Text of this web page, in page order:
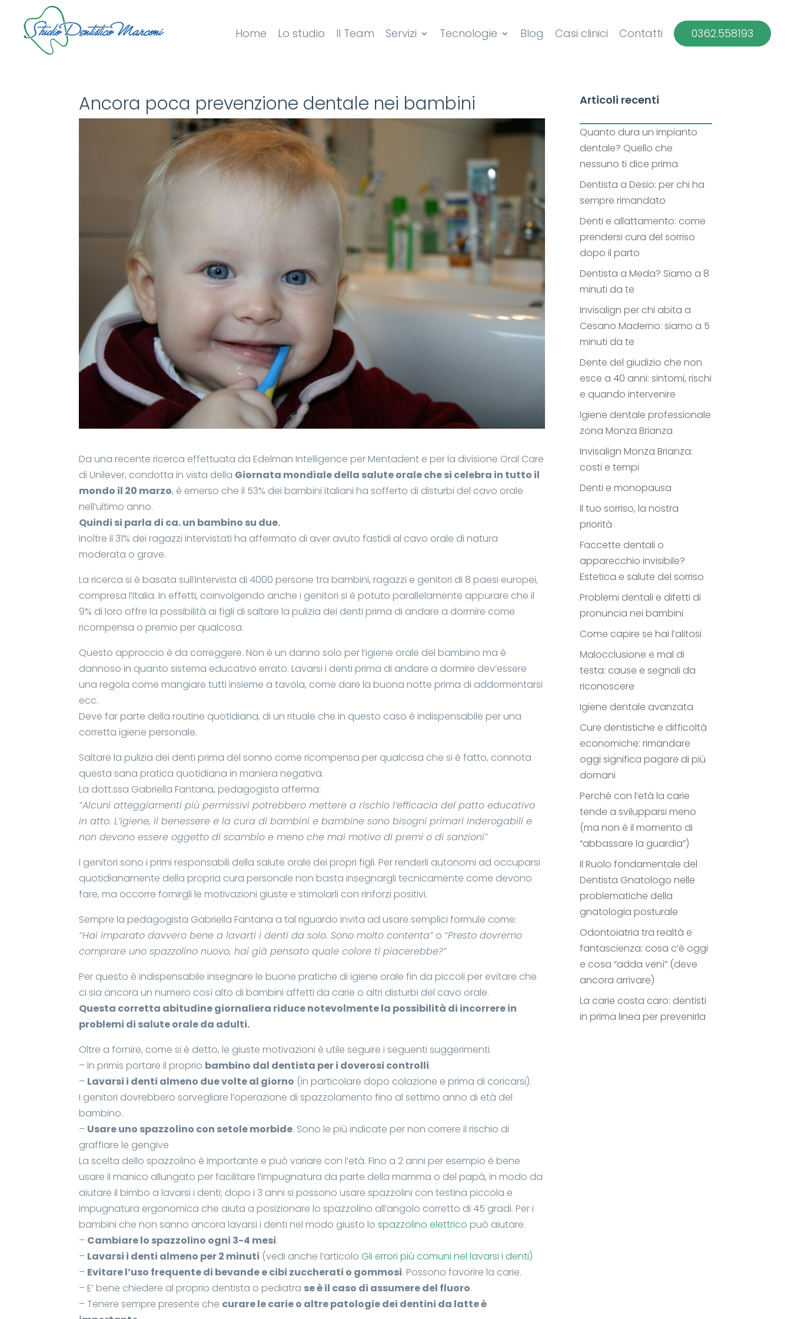
Home Lo studio Il Team Servizi Tecnologie Blog Casi clinici Contatti 0362.558193
Ancora poca prevenzione dentale nei bambini
Da una recente ricerca effettuata da Edelman Intelligence per Mentadent e per la divisione Oral Care
di Unilever, condotta in vista della Giornata mondiale della salute orale che si celebra in tutto il
mondo il 20 marzo, è emerso che il 53% dei bambini italiani ha sofferto di disturbi del cavo orale
nell’ultimo anno.
Quindi si parla di ca. un bambino su due.
Inoltre il 31% dei ragazzi intervistati ha affermato di aver avuto fastidi al cavo orale di natura
moderata o grave.
La ricerca si è basata sull’intervista di 4000 persone tra bambini, ragazzi e genitori di 8 paesi europei,
compresa l’Italia. In effetti, coinvolgendo anche i genitori si è potuto parallelamente appurare che il
9% di loro offre la possibilità ai figli di saltare la pulizia dei denti prima di andare a dormire come
ricompensa o premio per qualcosa.
Questo approccio è da correggere. Non è un danno solo per l’igiene orale del bambino ma è
dannoso in quanto sistema educativo errato. Lavarsi i denti prima di andare a dormire dev’essere
una regola come mangiare tutti insieme a tavola, come dare la buona notte prima di addormentarsi
ecc.
Deve far parte della routine quotidiana, di un rituale che in questo caso è indispensabile per una
corretta igiene personale.
Saltare la pulizia dei denti prima del sonno come ricompensa per qualcosa che si è fatto, connota
questa sana pratica quotidiana in maniera negativa.
La dott.ssa Gabriella Fantana, pedagogista afferma:
“Alcuni atteggiamenti più permissivi potrebbero mettere a rischio l’efficacia del patto educativo
in atto. L’igiene, il benessere e la cura di bambini e bambine sono bisogni primari inderogabili e
non devono essere oggetto di scambio e meno che mai motivo di premi o di sanzioni”
I genitori sono i primi responsabili della salute orale dei propri figli. Per renderli autonomi ad occuparsi
quotidianamente della propria cura personale non basta insegnargli tecnicamente come devono
fare, ma occorre fornirgli le motivazioni giuste e stimolarli con rinforzi positivi.
Sempre la pedagogista Gabriella Fantana a tal riguardo invita ad usare semplici formule come:
“Hai imparato davvero bene a lavarti i denti da solo. Sono molto contenta” o “Presto dovremo
comprare uno spazzolino nuovo, hai già pensato quale colore ti piacerebbe?”
Per questo è indispensabile insegnare le buone pratiche di igiene orale fin da piccoli per evitare che
ci sia ancora un numero così alto di bambini affetti da carie o altri disturbi del cavo orale.
Questa corretta abitudine giornaliera riduce notevolmente la possibilità di incorrere in
problemi di salute orale da adulti.
Oltre a fornire, come si è detto, le giuste motivazioni è utile seguire i seguenti suggerimenti.
– In primis portare il proprio bambino dal dentista per i doverosi controlli.
– Lavarsi i denti almeno due volte al giorno (in particolare dopo colazione e prima di coricarsi).
I genitori dovrebbero sorvegliare l’operazione di spazzolamento fino al settimo anno di età del
bambino.
– Usare uno spazzolino con setole morbide. Sono le più indicate per non correre il rischio di
graffiare le gengive
La scelta dello spazzolino è importante e può variare con l’età. Fino a 2 anni per esempio è bene
usare il manico allungato per facilitare l’impugnatura da parte della mamma o del papà, in modo da
aiutare il bimbo a lavarsi i denti; dopo i 3 anni si possono usare spazzolini con testina piccola e
impugnatura ergonomica che aiuta a posizionare lo spazzolino all’angolo corretto di 45 gradi. Per i
bambini che non sanno ancora lavarsi i denti nel modo giusto lospazzolino elettrico può aiutare.
– Cambiare lo spazzolino ogni 3-4 mesi.
– Lavarsi i denti almeno per 2 minuti (vedi anche l’articoloGli errori più comuni nel lavarsi i denti)
– Evitare l’uso frequente di bevande e cibi zuccherati o gommosi. Possono favorire la carie.
– E’ bene chiedere al proprio dentista o pediatra se è il caso di assumere del fluoro.
– Tenere sempre presente che curare le carie o altre patologie dei dentini da latte è
Articoli recenti
Quanto dura un impianto
dentale? Quello che
nessuno ti dice prima
Dentista a Desio: per chi ha
sempre rimandato
Denti e allattamento: come
prendersi cura del sorriso
dopo il parto
Dentista a Meda? Siamo a 8
minuti da te
Invisalign per chi abita a
Cesano Maderno: siamo a 5
minuti da te
Dente del giudizio che non
esce a 40 anni: sintomi, rischi
e quando intervenire
Igiene dentale professionale
zona Monza Brianza
Invisalign Monza Brianza:
costi e tempi
Denti e monopausa
Il tuo sorriso, la nostra
priorità
Faccette dentali o
apparecchio invisibile?
Estetica e salute del sorriso
Problemi dentali e difetti di
pronuncia nei bambini
Come capire se hai l’alitosi
Malocclusione e mal di
testa: cause e segnali da
riconoscere
Igiene dentale avanzata
Cure dentistiche e difficoltà
economiche: rimandare
oggi significa pagare di più
domani
Perché con l’età la carie
tende a svilupparsi meno
(ma non è il momento di
“abbassare la guardia”)
Il Ruolo fondamentale del
Dentista Gnatologo nelle
problematiche della
gnatologia posturale
Odontoiatria tra realtà e
fantascienza: cosa c’è oggi
e cosa “adda venì” (deve
ancora arrivare)
La carie costa caro: dentisti
in prima linea per prevenirla